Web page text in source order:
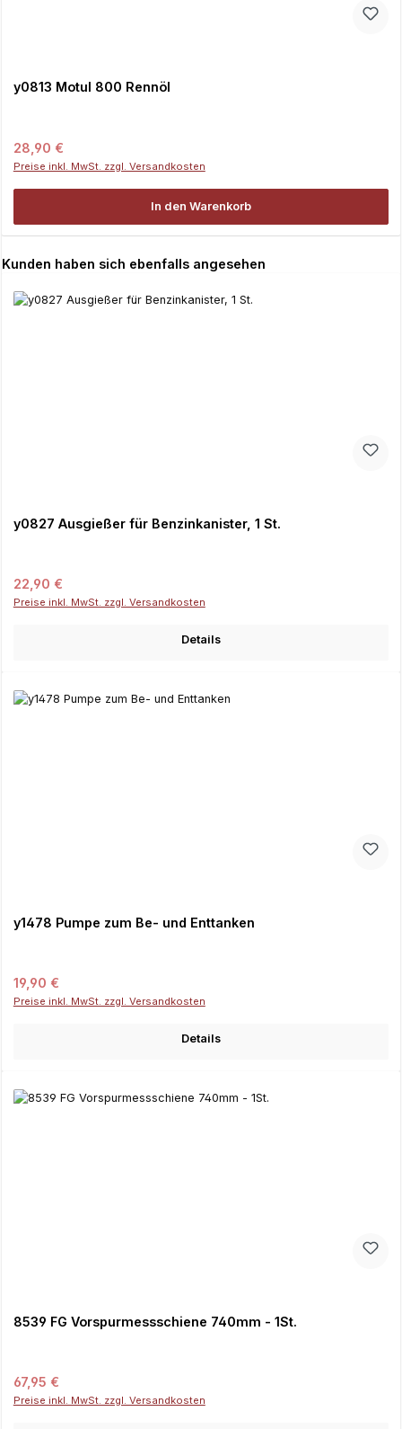
y0813 Motul 800 Rennöl
Regulärer Preis:
28,90 €
Preise inkl. MwSt. zzgl. Versandkosten
In den Warenkorb
Produktgalerie überspringen
Kunden haben sich ebenfalls angesehen
y0827 Ausgießer für Benzinkanister, 1 St.
Regulärer Preis:
22,90 €
Preise inkl. MwSt. zzgl. Versandkosten
Details
y1478 Pumpe zum Be- und Enttanken
Regulärer Preis:
19,90 €
Preise inkl. MwSt. zzgl. Versandkosten
Details
8539 FG Vorspurmessschiene 740mm - 1St.
Regulärer Preis:
67,95 €
Preise inkl. MwSt. zzgl. Versandkosten